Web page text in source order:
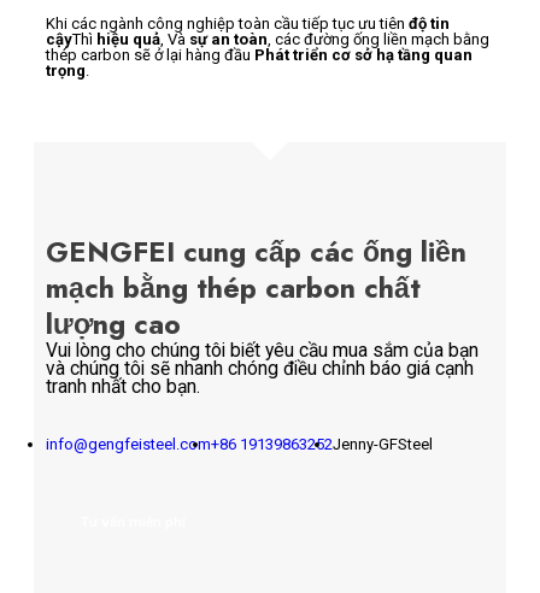
Khi các ngành công nghiệp toàn cầu tiếp tục ưu tiên độ tin
cậyThì hiệu quả, Và sự an toàn, các đường ống liền mạch bằng
thép carbon sẽ ở lại hàng đầu Phát triển cơ sở hạ tầng quan
trọng.
GENGFEI cung cấp các ống liền
mạch bằng thép carbon chất
lượng cao
Vui lòng cho chúng tôi biết yêu cầu mua sắm của bạn
và chúng tôi sẽ nhanh chóng điều chỉnh báo giá cạnh
tranh nhất cho bạn.
info@gengfeisteel.com+86 19139863252Jenny-GFSteel